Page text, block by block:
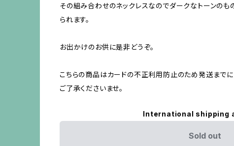
その組み合わせのネックレスなのでダークなトーンのも
られます。
お出かけのお供に是非どうぞ。
こちらの商品はカードの不正利用防止のため発送までに
ご了承くださいませ。
International shipping
Sold out